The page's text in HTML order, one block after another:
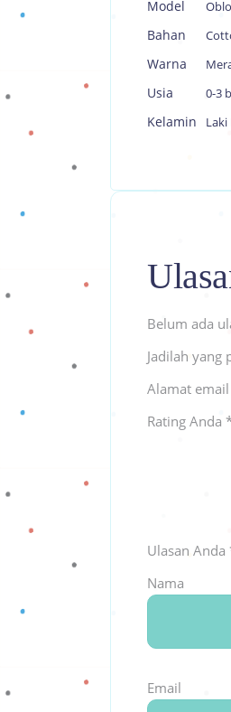
Model
Bahan
Warna
Usia 0-3
Kelamin Laki
Belum ada
Jadilah yang
Alamat
Rating Anda
Ulasan Anda
Nama
Email